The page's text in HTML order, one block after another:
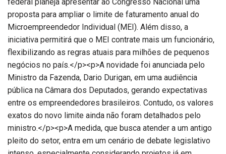
proposta para ampliar o limite de faturamento anual do
Microempreendedor Individual (MEI). Além disso, a
iniciativa permitirá que o MEI contrate mais um funcionário,
flexibilizando as regras atuais para milhões de pequenos
negócios no país.</p><p>A novidade foi anunciada pelo
Ministro da Fazenda, Dario Durigan, em uma audiência
pública na Câmara dos Deputados, gerando expectativas
entre os empreendedores brasileiros. Contudo, os valores
exatos do novo limite ainda não foram detalhados pelo
ministro.</p><p>A medida, que busca atender a um antigo
pleito do setor, entra em um cenário de debate legislativo